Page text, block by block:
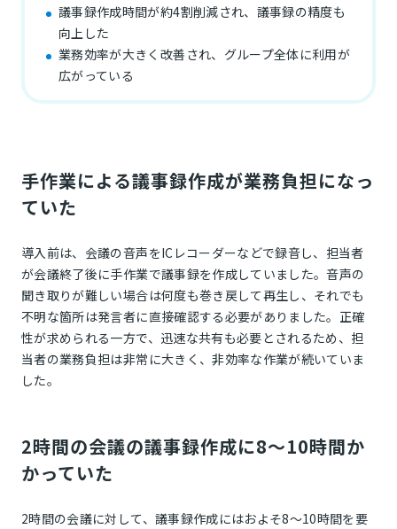
議事録作成時間が約4割削減され、議事録の精度も
向上した
業務効率が大きく改善され、グループ全体に利用が
広がっている
手作業による議事録作成が業務負担になっ
ていた
導入前は、会議の音声をICレコーダーなどで録音し、担当者
が会議終了後に手作業で議事録を作成していました。音声の
聞き取りが難しい場合は何度も巻き戻して再生し、それでも
不明な箇所は発言者に直接確認する必要がありました。正確
性が求められる一方で、迅速な共有も必要とされるため、担
当者の業務負担は非常に大きく、非効率な作業が続いていま
した。
2時間の会議の議事録作成に8～10時間か
かっていた
2時間の会議に対して、議事録作成にはおよそ8〜10時間を要